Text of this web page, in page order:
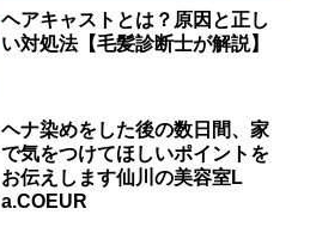
ヘアキャストとは？原因と正し
い対処法【毛髪診断士が解説】
ヘナ染めをした後の数日間、家
で気をつけてほしいポイントを
お伝えします仙川の美容室L
a.COEUR